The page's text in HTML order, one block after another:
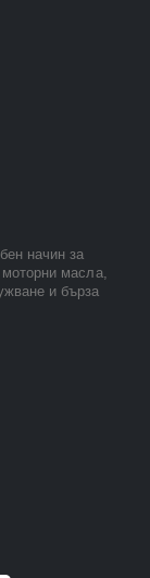
начин за
моторни масла,
и бърза